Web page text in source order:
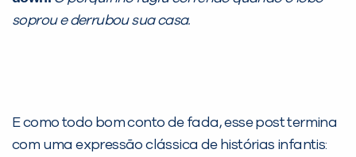
soprou e derrubou sua casa.
E como todo bom conto de fada, esse post termina
com uma expressão clássica de histórias infantis: